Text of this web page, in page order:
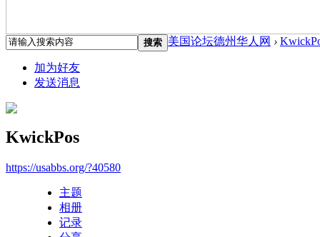
搜索 美国论坛德州华人网 ›
加为好友
发送消息
KwickPos
https://usabbs.org/?40580
主题
相册
记录